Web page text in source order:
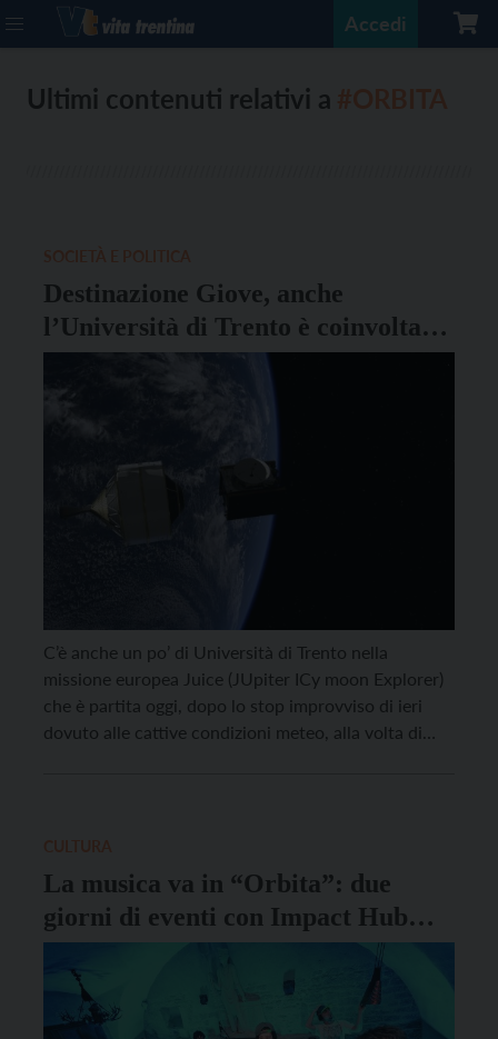
Accedi
Ultimi contenuti relativi a
Destinazione Giove, anche
l’Università di Trento è coinvolta
nella missione europea Juice
C’è anche un po’ di Università di Trento nella
missione europea Juice (JUpiter ICy moon Explorer)
che è partita oggi, dopo lo stop improvviso di ieri
dovuto alle cattive condizioni meteo, alla volta di
La musica va in “Orbita”: due
giorni di eventi con Impact Hub
Trentino